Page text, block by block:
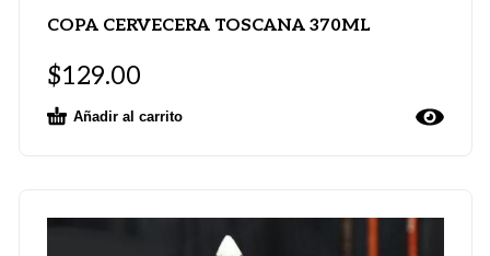
COPA CERVECERA TOSCANA 370ML
$129.00
Añadir al carrito